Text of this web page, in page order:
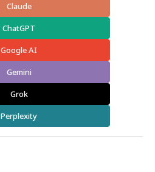
Claude
ChatGPT
Google AI
Gemini
Grok
Perplexity